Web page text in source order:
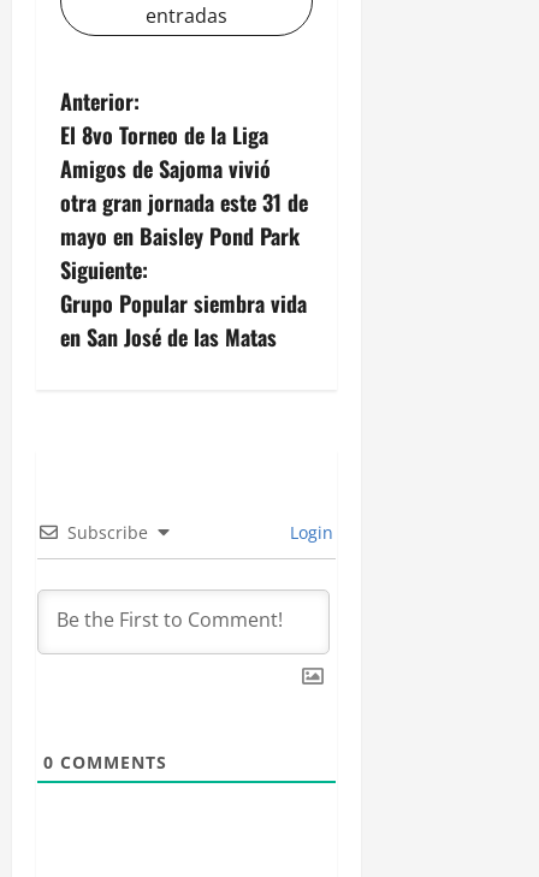
entradas
N
a
v
e
g
a
n
d
e
n
Anterior:
El 8vo Torneo de la Liga
Amigos de Sajoma vivió
otra gran jornada este 31 de
mayo en Baisley Pond Park
Siguiente:
Grupo Popular siembra vida
en San José de las Matas
Subscribe Login
0 COMMENTS